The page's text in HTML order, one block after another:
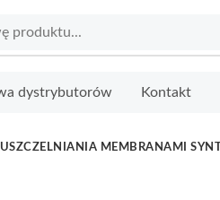
dystrybutorów Kontakt
MEMBRANAMI